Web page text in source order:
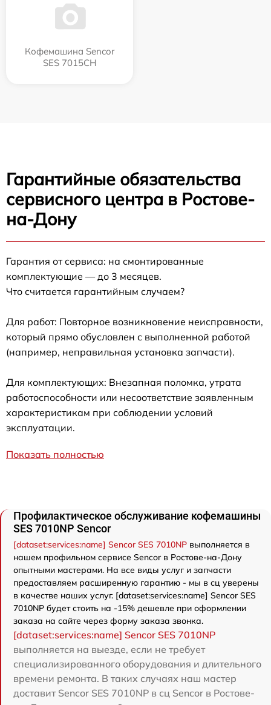
Кофемашина Sencor
SES 7015CH
Гарантийные обязательства
сервисного центра в Ростове-
на-Дону
Гарантия от сервиса: на смонтированные
комплектующие — до 3 месяцев.
Что считается гарантийным случаем?
Для работ: Повторное возникновение неисправности,
который прямо обусловлен с выполненной работой
(например, неправильная установка запчасти).
Для комплектующих: Внезапная поломка, утрата
работоспособности или несоответствие заявленным
характеристикам при соблюдении условий
эксплуатации.
Показать полностью
Профилактическое обслуживание кофемашины
SES 7010NP Sencor
[dataset:services:name] Sencor SES 7010NP выполняется в
нашем профильном сервисе Sencor в Ростове-на-Дону
опытными мастерами. На все виды услуг и запчасти
предоставляем расширенную гарантию - мы в сц уверены
в качестве наших услуг. [dataset:services:name] Sencor SES
7010NP будет стоить на -15% дешевле при оформлении
заказа на сайте через форму заказа звонка.
[dataset:services:name] Sencor SES 7010NP
выполняется на выезде, если не требует
специализированного оборудования и длительного
времени ремонта. В таких случаях наш мастер
доставит Sencor SES 7010NP в сц Sencor в Ростове-